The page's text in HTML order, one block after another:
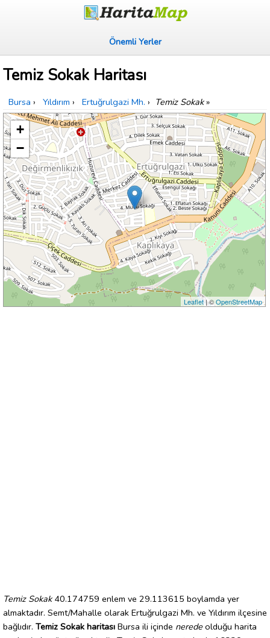
Önemli Yerler
Temiz Sokak Haritası
Bursa › Yıldırım › Ertuğrulgazi Mh. › Temiz Sokak»
+
−
Leaflet| ©OpenStreetMap
Temiz Sokak40.174759 enlem ve 29.113615 boylamda yer
almaktadır. Semt/Mahalle olarak Ertuğrulgazi Mh. ve Yıldırım ilçesine
bağlıdır. Temiz Sokak haritası Bursa ili içinde nerede olduğu harita